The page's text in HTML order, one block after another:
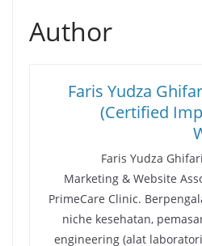
Author
Faris Yudza
(Certified
Faris Yudza
Marketing & Website
PrimeCare Clinic.
niche kesehatan,
engineering (alat